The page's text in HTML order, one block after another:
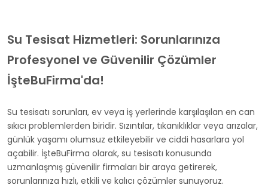
Su Tesisat Hizmetleri: Sorunlarınıza
Profesyonel ve Güvenilir Çözümler
İşteBuFirma'da!
Su tesisatı sorunları, ev veya iş yerlerinde karşılaşılan en can
sıkıcı problemlerden biridir. Sızıntılar, tıkanıklıklar veya arızalar,
günlük yaşamı olumsuz etkileyebilir ve ciddi hasarlara yol
açabilir. İşteBuFirma olarak, su tesisatı konusunda
uzmanlaşmış güvenilir firmaları bir araya getirerek,
sorunlarınıza hızlı, etkili ve kalıcı çözümler sunuyoruz.